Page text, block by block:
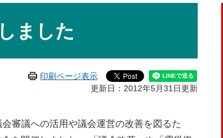
ました
印刷ページ表示
更新日：2012年5月31日更新
審議への活用や議会運営の改善を図るた